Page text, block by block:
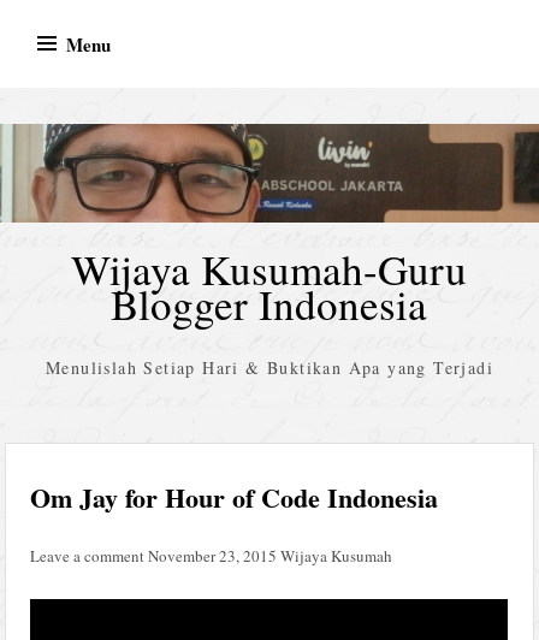
Menu
Wijaya Kusumah-Guru
Blogger Indonesia
Menulislah Setiap Hari & Buktikan Apa yang Terjadi
Om Jay for Hour of Code Indonesia
Leave a comment November 23, 2015 Wijaya Kusumah